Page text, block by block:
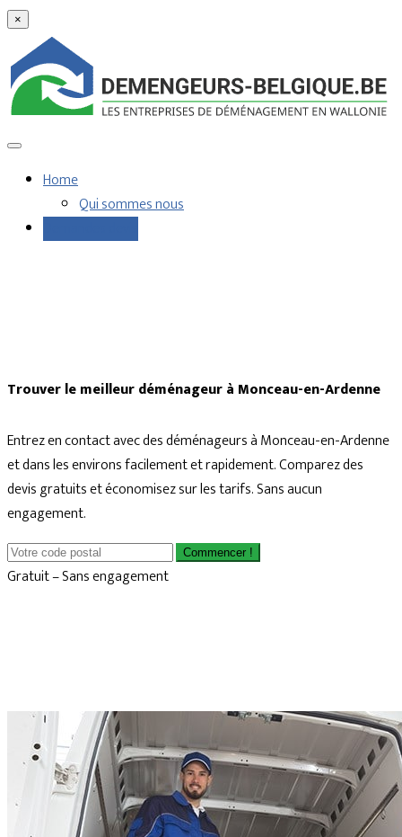
×
Home
Qui sommes nous
Trouver le meilleur déménageur à Monceau-en-Ardenne
Entrez en contact avec des déménageurs à Monceau-en-Ardenne
et dans les environs facilement et rapidement. Comparez des
devis gratuits et économisez sur les tarifs. Sans aucun
engagement.
Commencer !
Gratuit – Sans engagement